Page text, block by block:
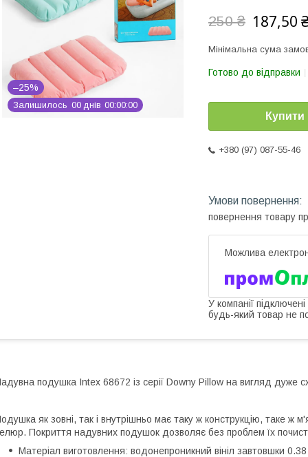
–25%
Залишилось 00 днів 00 00 00
250 ₴ 187,50
Мінімальна сума
Готово до відправки
Купити
+380 (97) 087-55-46
повернення товару
У компанії
будь-який товар не
подушка Intex 68672 із серії Downy Pillow на вигляд дуже
як зовні, так і внутрішньо має таку ж конструкцію, таке ж
Покриття надувних подушок дозволяє без проблем їх
Матеріал виготовлення: водонепроникний вініл завтовшки